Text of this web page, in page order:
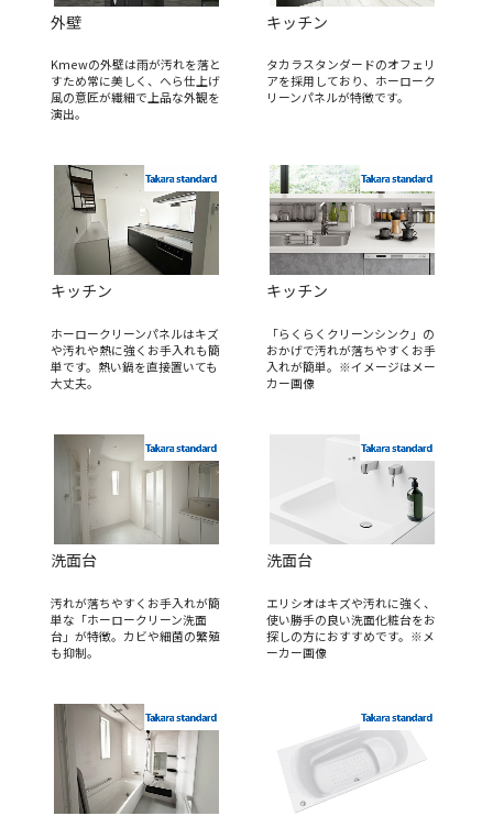
外壁
Kmewの外壁は雨が汚れを落と
すため常に美しく、へら仕上げ
風の意匠が繊細で上品な外観を
演出。
キッチン
タカラスタンダードのオフェリ
アを採用しており、ホーローク
リーンパネルが特徴です。
キッチン
ホーロークリーンパネルはキズ
や汚れや熱に強くお手入れも簡
単です。熱い鍋を直接置いても
大丈夫。
キッチン
「らくらくクリーンシンク」の
おかげで汚れが落ちやすくお手
入れが簡単。※イメージはメー
カー画像
洗面台
汚れが落ちやすくお手入れが簡
単な「ホーロークリーン洗面
台」が特徴。カビや細菌の繁殖
も抑制。
洗面台
エリシオはキズや汚れに強く、
使い勝手の良い洗面化粧台をお
探しの方におすすめです。※メ
ーカー画像